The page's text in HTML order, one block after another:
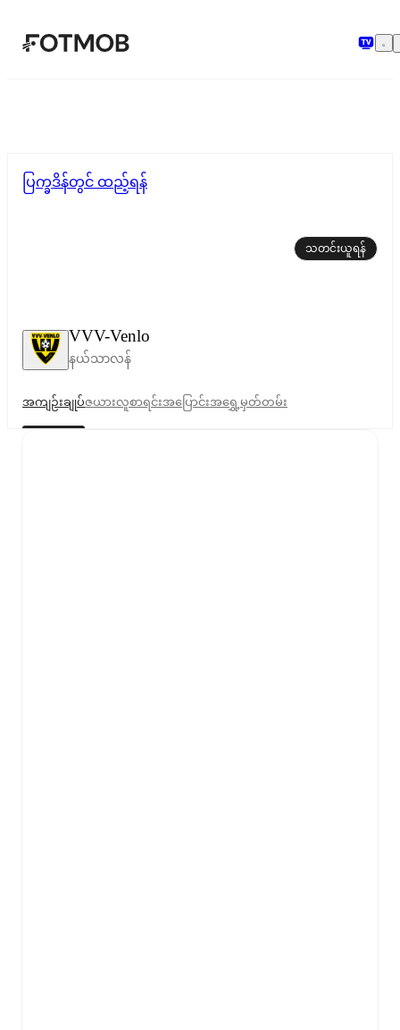
အဓိကအကြောင်းအရာသို့ ကျော်သွားရန်
VVV-Venlo
နယ်သာလန်
ပြက္ခဒိန်တွင် ထည့်ရန်
သတင်းယူရန်
အကျဉ်းချုပ်ဇယားလူစာရင်းအပြောင်းအရွှေ့ မှတ်တမ်း